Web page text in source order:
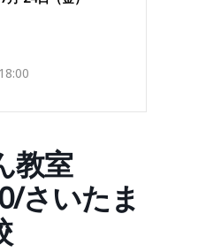
教室
さいたま